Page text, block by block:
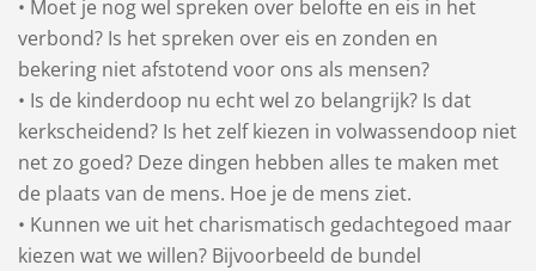
• Moet je nog wel spreken over belofte en eis in het
verbond? Is het spreken over eis en zonden en
bekering niet afstotend voor ons als mensen?
• Is de kinderdoop nu echt wel zo belangrijk? Is dat
kerkscheidend? Is het zelf kiezen in volwassendoop niet
net zo goed? Deze dingen hebben alles te maken met
de plaats van de mens. Hoe je de mens ziet.
• Kunnen we uit het charismatisch gedachtegoed maar
kiezen wat we willen? Bijvoorbeeld de bundel